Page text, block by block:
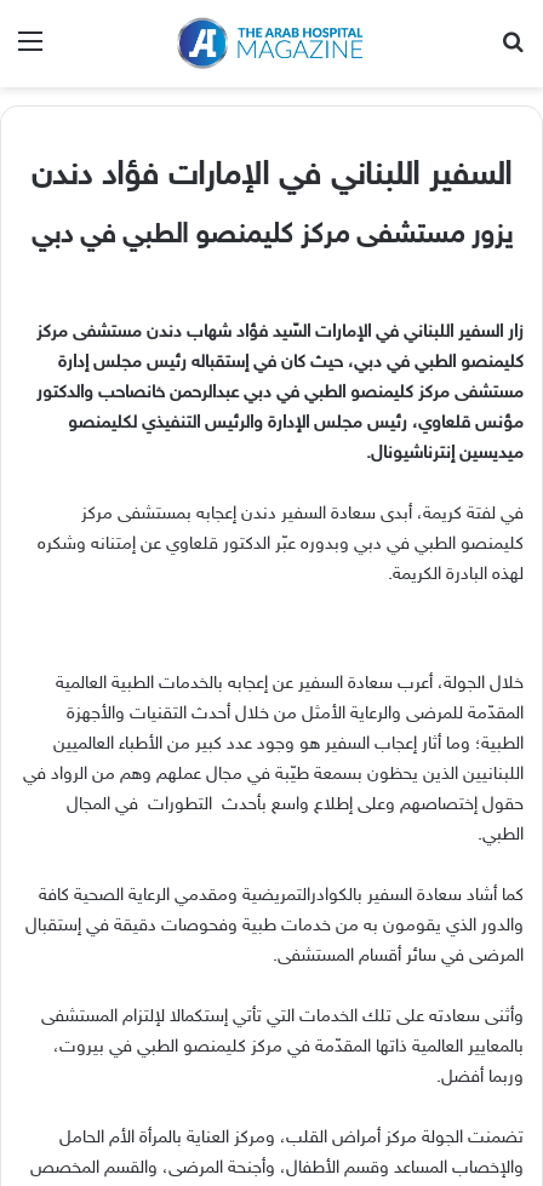
السفير اللبناني في الإمارات فؤاد دندن
يزور مستشفى مركز كليمنصو الطبي في دبي
زار السفير اللبناني في الإمارات السّيد فؤاد شهاب دندن مستشفى مركز
كليمنصو الطبي في دبي، حيث كان في إستقباله رئيس مجلس إدارة
مستشفى مركز كليمنصو الطبي في دبي عبدالرحمن خانصاحب والدكتور
مؤنس قلعاوي، رئيس مجلس الإدارة والرئيس التنفيذي لكليمنصو
ميديسين إنترناشيونال.
في لفتة كريمة، أبدى سعادة السفير دندن إعجابه بمستشفى مركز
كليمنصو الطبي في دبي وبدوره عبّر الدكتور قلعاوي عن إمتنانه وشكره
لهذه البادرة الكريمة.
خلال الجولة، أعرب سعادة السفير عن إعجابه بالخدمات الطبية العالمية
المقدّمة للمرضى والرعاية الأمثل من خلال أحدث التقنيات والأجهزة
الطبية؛ وما أثار إعجاب السفير هو وجود عدد كبير من الأطباء العالميين
اللبنانيين الذين يحظون بسمعة طيّبة في مجال عملهم وهم من الرواد في
حقول إختصاصهم وعلى إطلاع واسع بأحدث التطورات في المجال
الطبي.
كما أشاد سعادة السفير بالكوادرالتمريضية ومقدمي الرعاية الصحية كافة
والدور الذي يقومون به من خدمات طبية وفحوصات دقيقة في إستقبال
المرضى في سائر أقسام المستشفى.
وأثنى سعادته على تلك الخدمات التي تأتي إستكمالا لإلتزام المستشفى
بالمعايير العالمية ذاتها المقدّمة في مركز كليمنصو الطبي في بيروت،
وربما أفضل.
تضمنت الجولة مركز أمراض القلب، ومركز العناية بالمرأة الأم الحامل
والإخصاب المساعد وقسم الأطفال، وأجنحة المرضى، والقسم المخصص